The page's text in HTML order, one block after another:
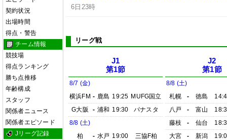
契約状況
出場時間
得点・警告
チーム情報
競技場
得点ランキング
勝ち点推移
年齢構成
スタッフ
関係者ニュース
関係者エピソード
Jリーグ記録
6日23時
リーグ戦
J1
第1節
8/7 (金)
横浜FM - 鹿島 19:25 MUFG国立
G大阪
- 浦和 19:30
パナスタ
8/8 (土)
柏
- 水戸 19:00
三協F柏
J2
第1節
8/8 (土)
札幌
- 徳島
八戸
- 富山
藤枝
- 仙台
大宮
- 新潟